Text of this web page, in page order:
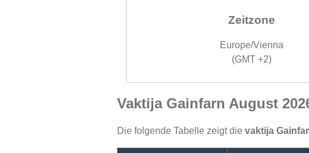
Zeitzone
Europe/Vienna
(GMT +2)
Vaktija Gainfarn August
Die folgende Tabelle zeigt die vaktija